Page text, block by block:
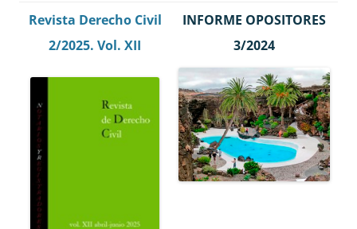
Revista Derecho Civil
2/2025. Vol. XII
INFORME OPOSITORES
3/2024